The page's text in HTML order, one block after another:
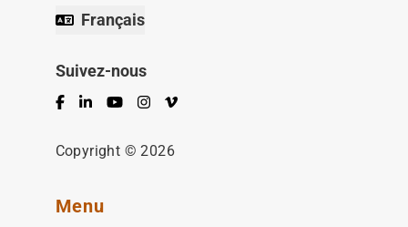
Français
Suivez-nous
Facebook
LinkedInYouTubeInstagram
Vimeo
Copyright © 2026
Menu